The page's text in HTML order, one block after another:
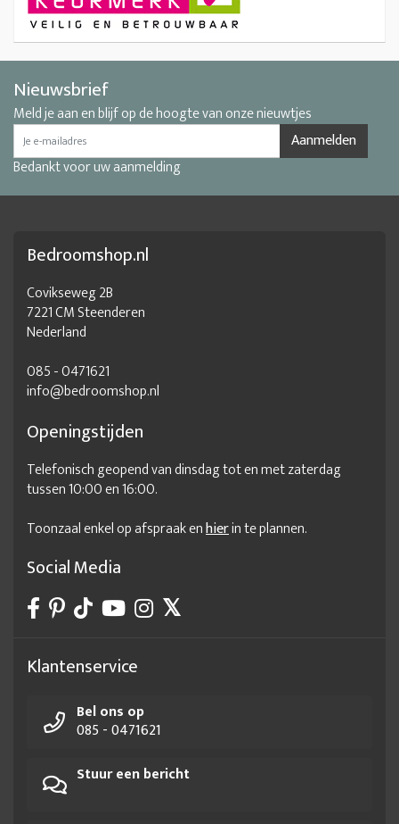
Nieuwsbrief
Meld je aan en blijf op de hoogte van onze nieuwtjes
Aanmelden
Bedankt voor uw aanmelding
Bedroomshop.nl
Covikseweg 2B
7221 CM Steenderen
Nederland
085 - 0471621
info@bedroomshop.nl
Openingstijden
Telefonisch geopend van dinsdag tot en met zaterdag
tussen 10:00 en 16:00.
Toonzaal enkel op afspraak enhierin te plannen.
Social Media
Klantenservice
Bel ons op
085 - 0471621
Stuur een bericht